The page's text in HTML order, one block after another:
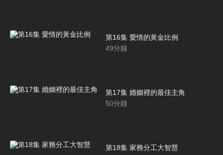
第16集 愛情的黃金比例
49分鐘
第17集 婚姻裡的最佳主角
50分鐘
第18集 家務分工大智慧